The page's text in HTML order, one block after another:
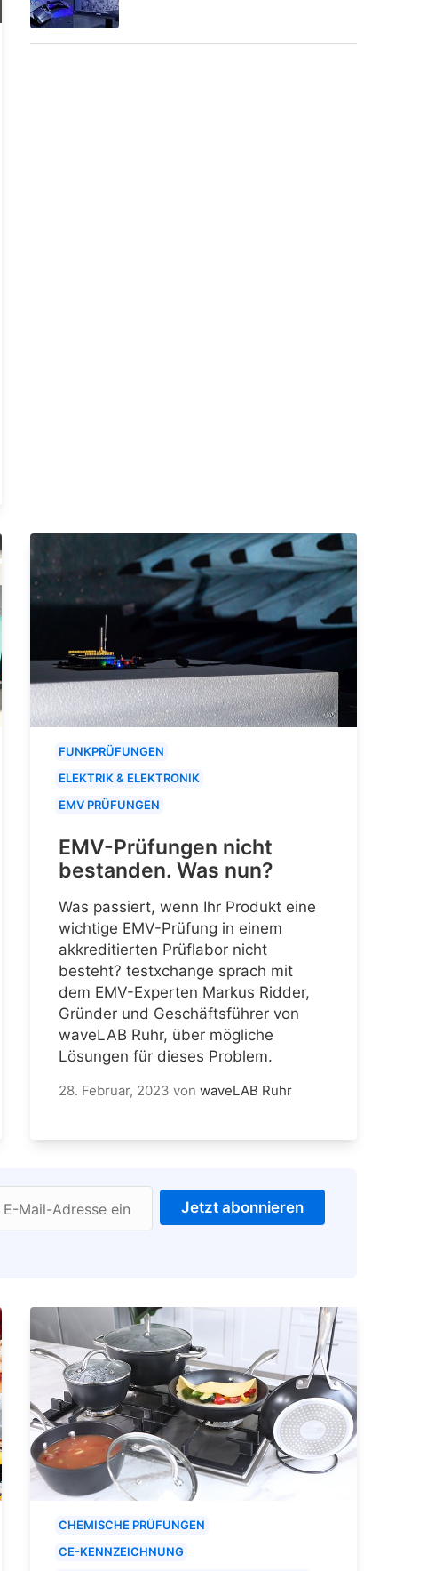
FUNKPRÜFUNGEN
ELEKTRIK & ELEKTRONIK
EMV PRÜFUNGEN
EMV-Prüfungen nicht
bestanden. Was nun?
Was passiert, wenn Ihr Produkt eine
wichtige EMV-Prüfung in einem
akkreditierten Prüflabor nicht
besteht? testxchange sprach mit
dem EMV-Experten Markus Ridder,
Gründer und Geschäftsführer von
waveLAB Ruhr, über mögliche
Lösungen für dieses Problem.
28. Februar, 2023 von waveLAB Ruhr
E-Mail-Adresse ein Jetzt abonnieren
CHEMISCHE PRÜFUNGEN
CE-KENNZEICHNUNG